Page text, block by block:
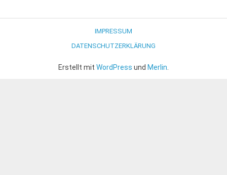
IMPRESSUM
DATENSCHUTZERKLÄRUNG
Erstellt mit WordPress und Merlin